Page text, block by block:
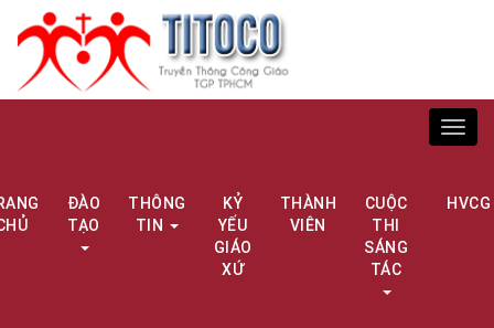
ĐÀO
TẠO
THÔNG
TIN
KỶ
YẾU
GIÁO
XỨ
THÀNH
VIÊN
CUỘC
THI
SÁNG
TÁC
HVCG